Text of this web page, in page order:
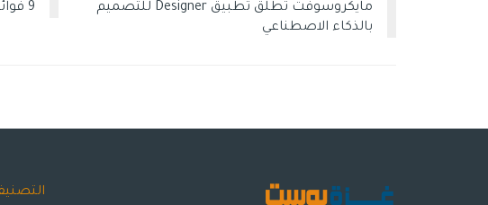
مايكروسوفت تطلق تطبيق Designer للتصميم
بالذكاء الاصطناعي
9 فوائد لتناول 4 حبات كاجو يومياً